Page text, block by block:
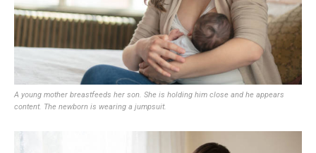
A young mother breastfeeds her son. She is holding him close and he appears
content. The newborn is wearing a jumpsuit.